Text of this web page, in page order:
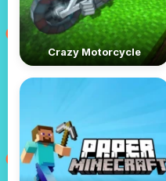
Crazy Motorcycle